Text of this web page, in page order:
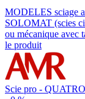
MODELES sciage
SOLOMAT (scies
ou mécanique avec
le produit
Scie pro -